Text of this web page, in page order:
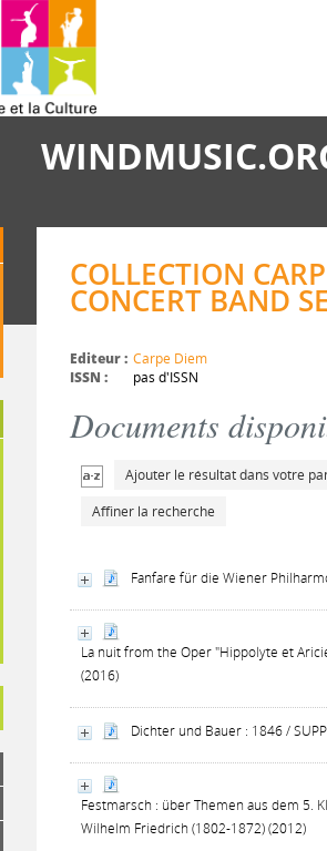
COLLECTION
CONCERT BAND
Editeur : Carpe Diem
ISSN :
pas d'ISSN
Documents
Ajouter le résultat dans votre
Affiner la recherche
Fanfare für die Wiener
La nuit from the Oper "Hippolyte et
(2016)
Dichter und Bauer : 1846 /
Festmarsch : über Themen aus dem 5.
Wilhelm Friedrich (1802-1872) (2012)